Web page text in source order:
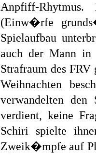
Anpfiff-
(Einw�rfe
Spielaufbau
auch der Mann
Strafraum des
Weihnachten
verwandelten
verdient, keine
Schiri spielte
Zweik�mpfe auf